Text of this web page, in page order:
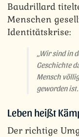
Baudrillard
Menschen
Identitätskrise:
„Wir sind in
Geschichte
Mensch
geworden
Leben heißt
Der richtige